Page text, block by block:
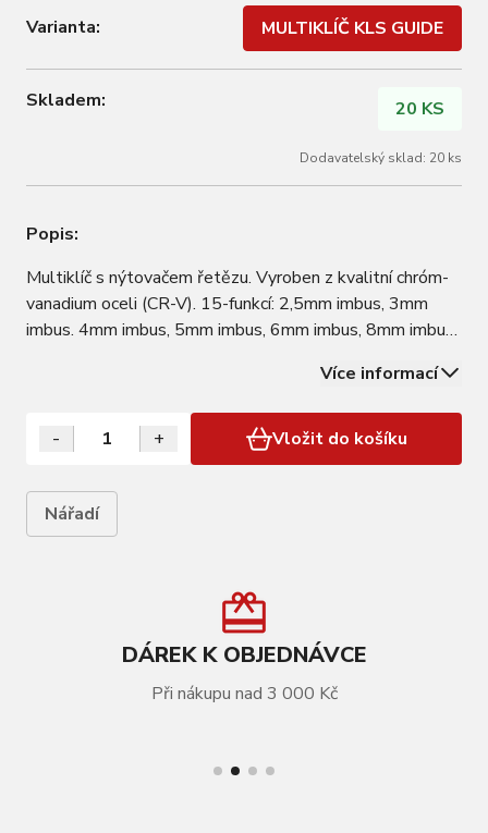
Varianta: MULTIKLÍČ KLS GUIDE
Skladem: 20 KS
Dodavatelský sklad: 20 ks
Popis:
Multiklíč s nýtovačem řetězu. Vyroben z kvalitní chróm-
vanadium oceli (CR-V). 15-funkcí: 2,5mm imbus, 3mm
imbus. 4mm imbus, 5mm imbus, 6mm imbus, 8mm imbus,
plochý šroubovák, křížový (philips) šroubovák, centrovací
klíče 3,23 / 3,32 / 3,47 / 3,96mm…
Více informací
- + Vložit do košíku
Nářadí
DÁREK K OBJEDNÁVCE
Při nákupu nad 3 000 Kč